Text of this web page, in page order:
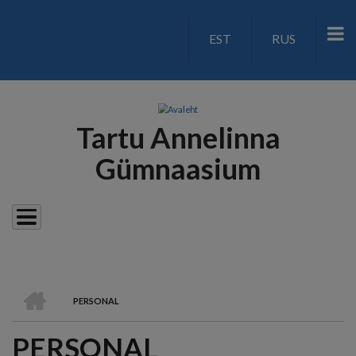
LANGUAGE
EST RUS
Tartu Annelinna
Gümnaasium
LEIVAPURU
PERSONAL
PERSONAL